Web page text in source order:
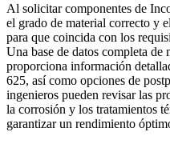
Al solicitar componentes de
el grado de material correcto y
para que coincida con los
Una base de datos completa de
proporciona información
625, así como opciones de
ingenieros pueden revisar las
la corrosión y los tratamientos
garantizar un rendimiento